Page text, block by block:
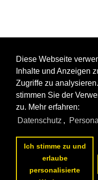
Diese Webseite
Inhalte und Anzeigen
Zugriffe zu
stimmen Sie der
zu. Mehr erfahren:
Datenschutz ,
Ich stimme zu und
erlaube
personalisierte